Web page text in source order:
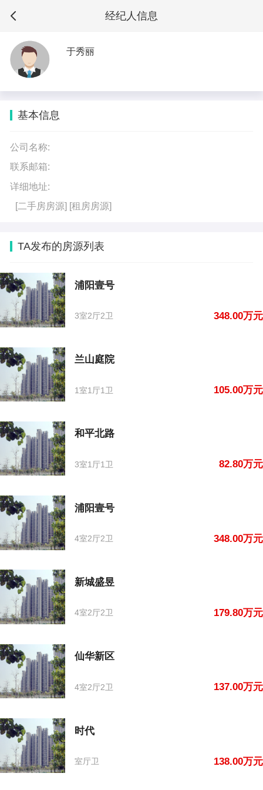
经纪人信息
于秀丽
基本信息
公司名称:
联系邮箱:
详细地址:
[二手房房源] [租房房源]
TA发布的房源列表
浦阳壹号
3室2厅2卫 348.00万元
兰山庭院
1室1厅1卫 105.00万元
和平北路
3室1厅1卫 82.80万元
浦阳壹号
4室2厅2卫 348.00万元
新城盛昱
4室2厅2卫 179.80万元
仙华新区
4室2厅2卫 137.00万元
时代
室厅卫 138.00万元